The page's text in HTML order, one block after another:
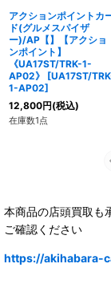
アクションポイントカ
ド(グルメスパイザ
ー)/AP【】【アクショ
ンポイント】
《UA17ST/TRK-1-
AP02》
[UA17ST/
1-AP02]
12,800円(税込)
在庫数1点
本商品の店頭買取も
ご確認ください
https://akihabara-